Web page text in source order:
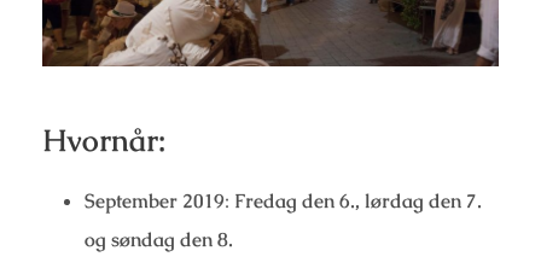
Hvornår:
September 2019: Fredag den 6., lørdag den 7.
og søndag den 8.